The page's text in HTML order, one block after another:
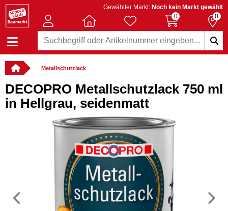
Gewählter Markt: Noch kein Markt gewählt
0
0
Metallschutzlack
DECOPRO Metallschutzlack 750 ml
in Hellgrau, seidenmatt
Vorheriges